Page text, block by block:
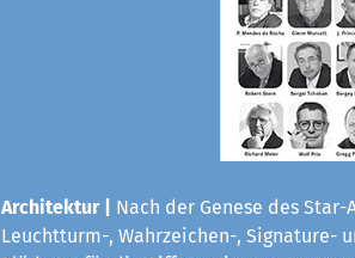
Architektur |
Nach der Genese des
Leuchtturm-, Wahrzeichen-, Signature-